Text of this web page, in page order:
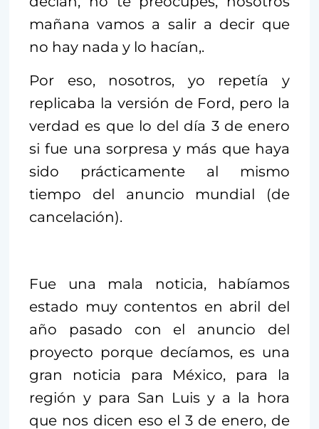
mañana vamos a salir a decir que
no hay nada y lo hacían,.
Por eso, nosotros, yo repetía y
replicaba la versión de Ford, pero la
verdad es que lo del día 3 de enero
si fue una sorpresa y más que haya
sido prácticamente al mismo
tiempo del anuncio mundial (de
cancelación).
Fue una mala noticia, habíamos
estado muy contentos en abril del
año pasado con el anuncio del
proyecto porque decíamos, es una
gran noticia para México, para la
región y para San Luis y a la hora
que nos dicen eso el 3 de enero, de